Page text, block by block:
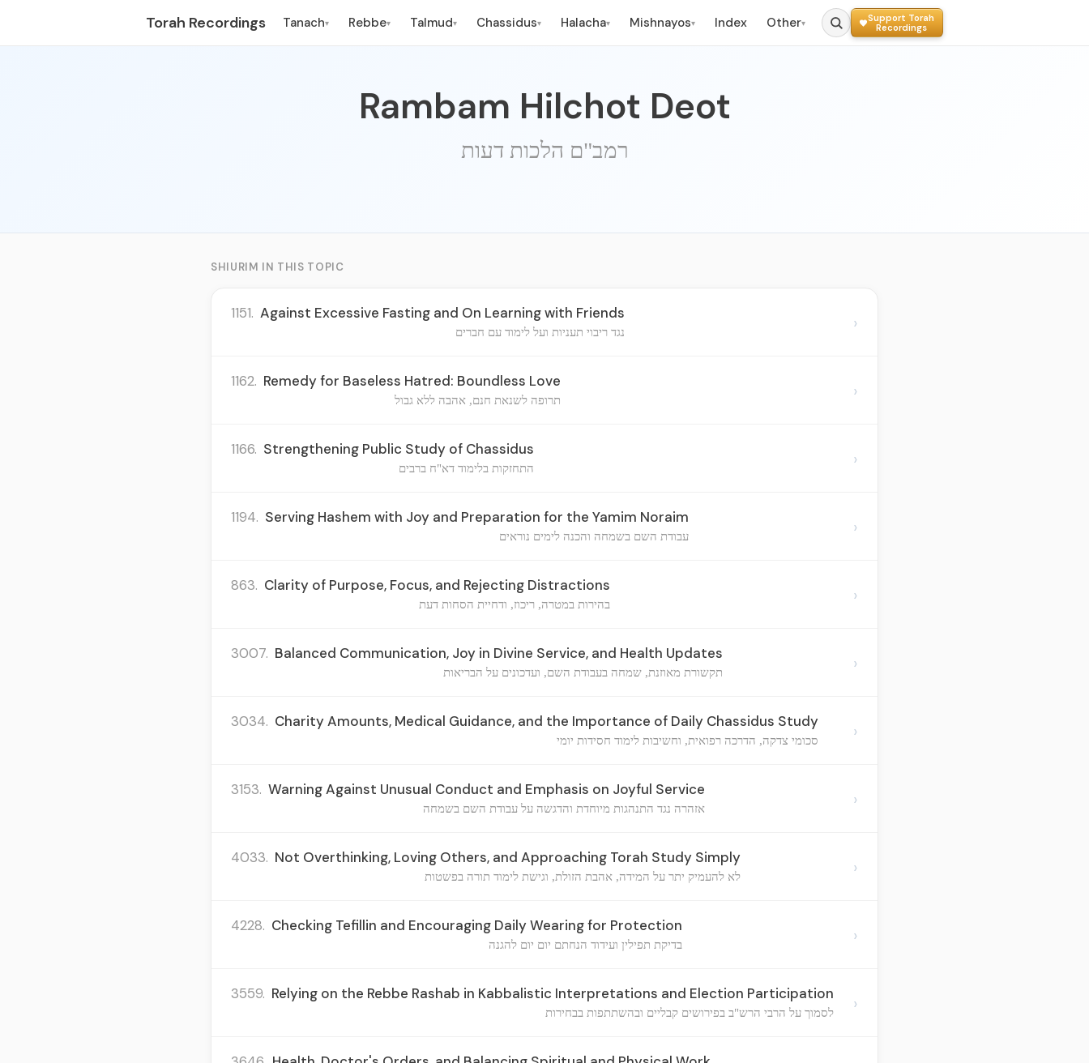
Torah Recordings Tanach▾ Rebbe▾ Talmud▾ Chassidus▾ Halacha▾ Mishnayos▾ Index Other▾
Support Torah
Recordings
Rambam Hilchot Deot
רמב"ם הלכות דעות
SHIURIM IN THIS TOPIC
1151. Against Excessive Fasting and On Learning with Friends
נגד ריבוי תעניות ועל לימוד עם חברים ›
1162. Remedy for Baseless Hatred: Boundless Love
תרופה לשנאת חנם, אהבה ללא גבול ›
1166. Strengthening Public Study of Chassidus
התחזקות בלימוד דא"ח ברבים ›
1194. Serving Hashem with Joy and Preparation for the Yamim Noraim
עבודת השם בשמחה והכנה לימים נוראים ›
863. Clarity of Purpose, Focus, and Rejecting Distractions
בהירות במטרה, ריכוז, ודחיית הסחות דעת ›
3007. Balanced Communication, Joy in Divine Service, and Health Updates
תקשורת מאוזנת, שמחה בעבודת השם, ועדכונים על הבריאות ›
3034. Charity Amounts, Medical Guidance, and the Importance of Daily Chassidus Study
סכומי צדקה, הדרכה רפואית, וחשיבות לימוד חסידות יומי ›
3153. Warning Against Unusual Conduct and Emphasis on Joyful Service
אזהרה נגד התנהגות מיוחדת והדגשה על עבודת השם בשמחה ›
4033. Not Overthinking, Loving Others, and Approaching Torah Study Simply
לא להעמיק יתר על המידה, אהבת הזולת, וגישת לימוד תורה בפשטות ›
4228. Checking Tefillin and Encouraging Daily Wearing for Protection
בדיקת תפילין ועידוד הנחתם יום יום להגנה ›
3559. Relying on the Rebbe Rashab in Kabbalistic Interpretations and Election Participation
לסמוך על הרבי הרש"ב בפירושים קבליים ובהשתתפות בבחירות ›